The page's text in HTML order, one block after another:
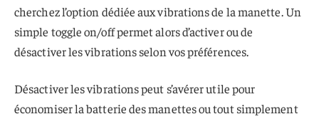
cherchez l’option dédiée aux vibrations de la manette. Un
simple toggle on/off permet alors d’activer ou de
désactiver les vibrations selon vos préférences.
Désactiver les vibrations peut s’avérer utile pour
économiser la batterie des manettes ou tout simplement